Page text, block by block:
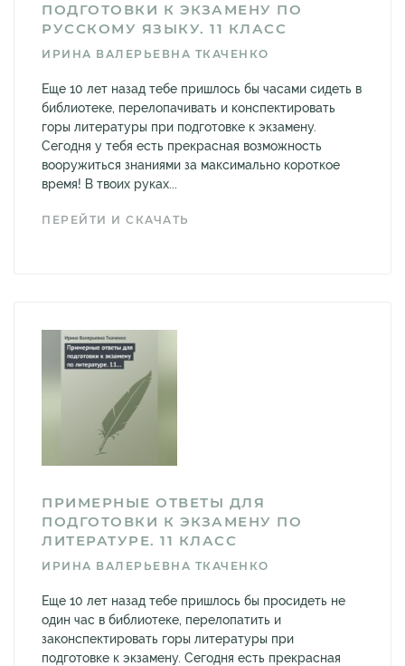
ПОДГОТОВКИ К ЭКЗАМЕНУ ПО
РУССКОМУ ЯЗЫКУ. 11 КЛАСС
ИРИНА ВАЛЕРЬЕВНА ТКАЧЕНКО
Еще 10 лет назад тебе пришлось бы часами сидеть в
библиотеке, перелопачивать и конспектировать
горы литературы при подготовке к экзамену.
Сегодня у тебя есть прекрасная возможность
вооружиться знаниями за максимально короткое
время! В твоих руках...
ПЕРЕЙТИ И СКАЧАТЬ
ПРИМЕРНЫЕ ОТВЕТЫ ДЛЯ
ПОДГОТОВКИ К ЭКЗАМЕНУ ПО
ЛИТЕРАТУРЕ. 11 КЛАСС
ИРИНА ВАЛЕРЬЕВНА ТКАЧЕНКО
Еще 10 лет назад тебе пришлось бы просидеть не
один час в библиотеке, перелопатить и
законспектировать горы литературы при
подготовке к экзамену. Сегодня есть прекрасная